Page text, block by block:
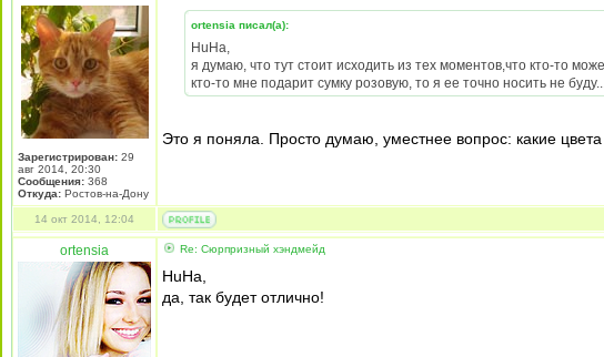
Зарегистрирован: 29
авг 2014, 20:30
Сообщения: 368
Откуда: Ростов-на-Дону
ortensia писал(а):
HuHa,
я думаю, что тут стоит исходить из тех моментов,что кто-то
кто-то мне подарит сумку розовую, то я ее точно носить не
Это я поняла. Просто думаю, уместнее вопрос: какие
14 окт 2014, 12:04
ortensia Re: Сюрпризный хэндмейд
HuHa,
да, так будет отлично!